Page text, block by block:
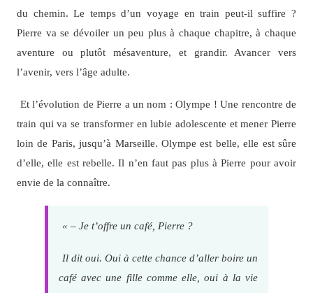
du chemin. Le temps d’un voyage en train peut-il suffire ?
Pierre va se dévoiler un peu plus à chaque chapitre, à chaque
aventure ou plutôt mésaventure, et grandir. Avancer vers
l’avenir, vers l’âge adulte.
Et l’évolution de Pierre a un nom : Olympe ! Une rencontre de
train qui va se transformer en lubie adolescente et mener Pierre
loin de Paris, jusqu’à Marseille. Olympe est belle, elle est sûre
d’elle, elle est rebelle. Il n’en faut pas plus à Pierre pour avoir
envie de la connaître.
« – Je t’offre un café, Pierre ?
Il dit oui. Oui à cette chance d’aller boire un
café avec une fille comme elle, oui à la vie